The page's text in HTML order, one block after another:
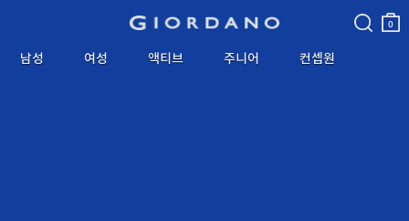
구니
0
남성 여성 액티브 주니어 컨셉원